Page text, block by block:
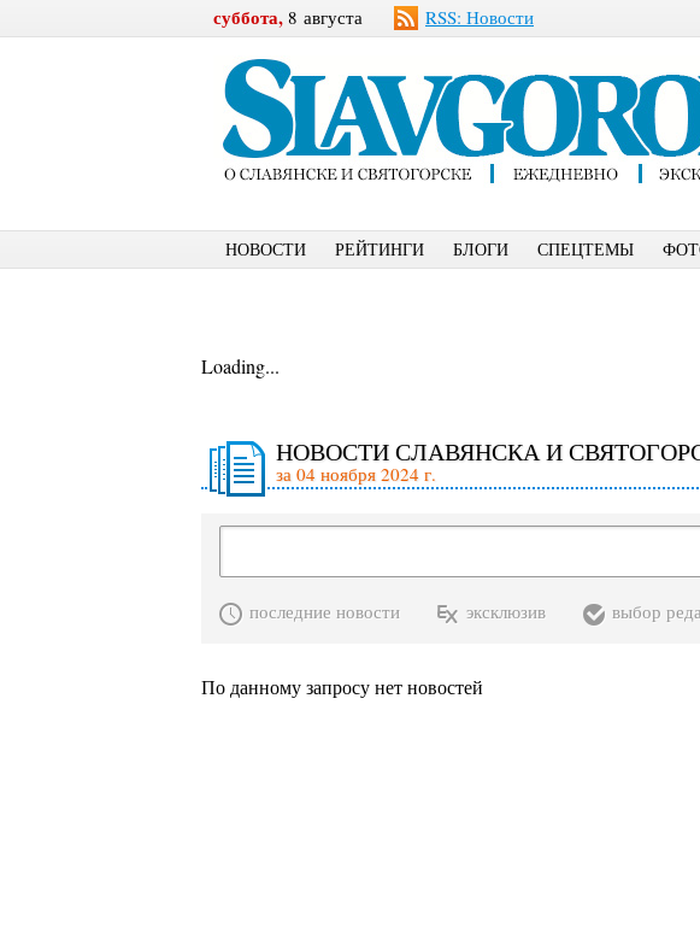
суббота, 8 августа RSS: Новости
НОВОСТИ РЕЙТИНГИ БЛОГИ СПЕЦТЕМЫ
Loading...
НОВОСТИ СЛАВЯНСКА И
за 04 ноября 2024 г.
последние новости эксклюзив выбор
По данному запросу нет новостей